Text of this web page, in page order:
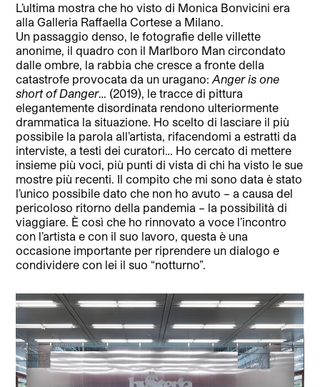
L’ultima mostra che ho visto di Monica Bonvicini era
alla Galleria Raffaella Cortese a Milano.
Un passaggio denso, le fotografie delle villette
anonime, il quadro con il Marlboro Man circondato
dalle ombre, la rabbia che cresce a fronte della
catastrofe provocata da un uragano:Anger is one
short of Danger… (2019), le tracce di pittura
elegantemente disordinata rendono ulteriormente
drammatica la situazione. Ho scelto di lasciare il più
possibile la parola all’artista, rifacendomi a estratti da
interviste, a testi dei curatori… Ho cercato di mettere
insieme più voci, più punti di vista di chi ha visto le sue
mostre più recenti. Il compito che mi sono data è stato
l’unico possibile dato che non ho avuto – a causa del
pericoloso ritorno della pandemia – la possibilità di
viaggiare. È così che ho rinnovato a voce l’incontro
con l’artista e con il suo lavoro, questa è una
occasione importante per riprendere un dialogo e
condividere con lei il suo “notturno”.